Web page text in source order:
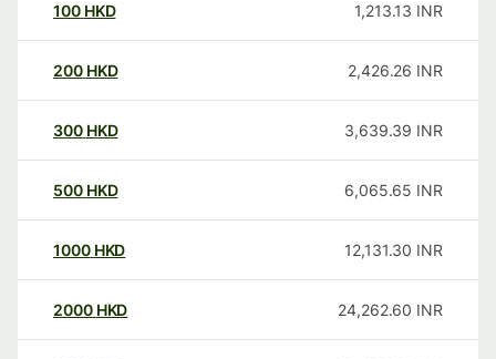
100 HKD 1,213.13 INR
200 HKD 2,426.26 INR
300 HKD 3,639.39 INR
500 HKD 6,065.65 INR
1000 HKD 12,131.30 INR
2000 HKD 24,262.60 INR